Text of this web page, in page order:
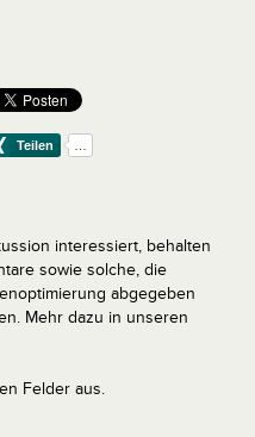
interessiert, behalten
sowie solche, die
abgegeben
Mehr dazu in unseren
Felder aus.